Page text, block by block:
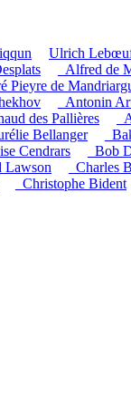
Ulrich
_Alfred de
Pieyre de
_Antonin
des Pallières
Bellanger
Cendrars _Bob
Lawson _Charles
_Christophe Bident